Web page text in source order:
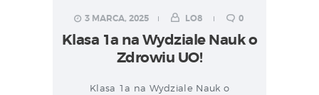
3 MARCA, 2025 LO8 0
Klasa 1a na Wydziale Nauk o
Zdrowiu UO!
Klasa 1a na Wydziale Nauk o